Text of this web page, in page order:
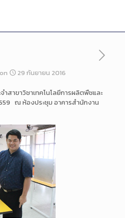
on 29 กันยายน 2016
สาขาวิชาเทคโนโลยีการผลิตพืชและ
ณ ห้องประชุม อาคารสำนักงาน